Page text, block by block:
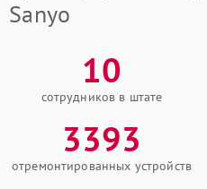
Sanyo
10
сотрудников в штате
3393
отремонтированных устройств